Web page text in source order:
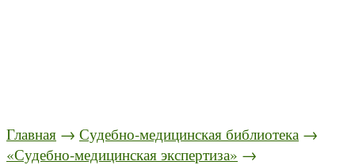
Главная → Судебно-медицинская библиотека →
«Судебно-медицинская экспертиза» →